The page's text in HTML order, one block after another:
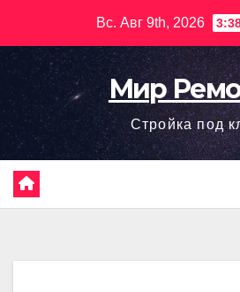
содержимому
Вс. Авг 9th, 2026
Мир
Стройка под